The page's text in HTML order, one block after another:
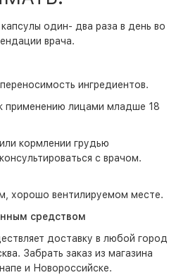
один- два раза в день во
врача.
ингредиентов.
применению лицами младше 18
кормлении грудью
с врачом.
хорошо вентилируемом месте.
средством
доставку в любой город
. Забрать заказ из магазина
и Новороссийске.